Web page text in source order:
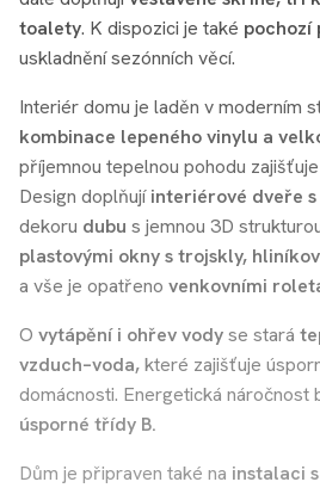
toalety. K dispozici je také pochozí
uskladnění sezónních věcí.
Interiér domu je laděn v moderním
kombinace lepeného vinylu a
příjemnou tepelnou pohodu zajišťuje
Design doplňujíinteriérové dveře
dekoru dubu s jemnou 3D
plastovými okny s trojskly,
a vše je opatřeno venkovními
O vytápění i ohřev vodyse stará
vzduch–voda,které zajišťuje
domácnosti. Energetická náročnost
úsporné třídy B.
Dům je připraven také na instalaci